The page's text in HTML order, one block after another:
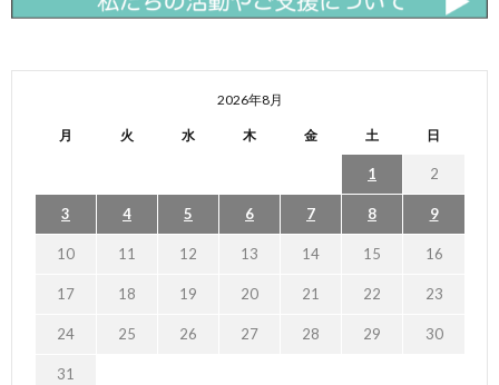
2026年8月
月 火 水 木 金 土 日
1 2
3 4 5 6 7 8 9
10 11 12 13 14 15 16
17 18 19 20 21 22 23
24 25 26 27 28 29 30
31